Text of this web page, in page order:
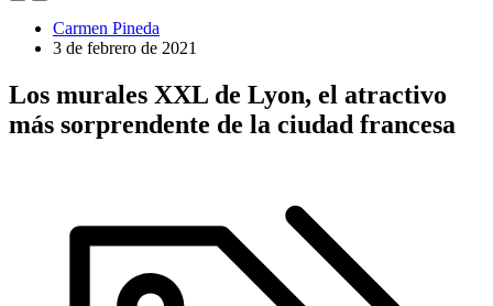
Carmen Pineda
3 de febrero de 2021
Los murales XXL de Lyon, el atractivo
más sorprendente de la ciudad francesa